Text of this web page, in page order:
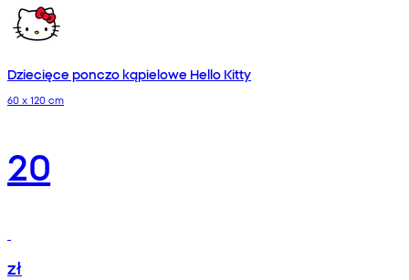
Dziecięce ponczo kąpielowe Hello Kitty
60 x 120 cm
20
zł